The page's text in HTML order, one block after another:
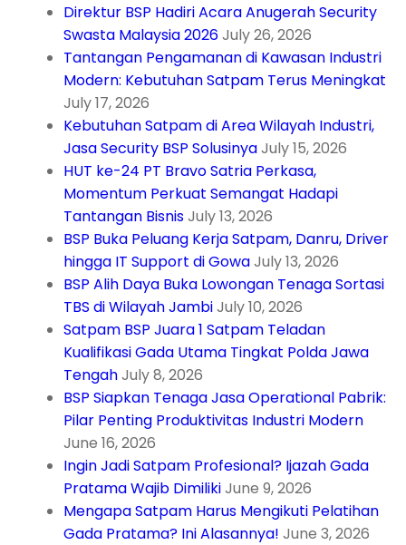
Direktur BSP Hadiri Acara Anugerah Security
Swasta Malaysia 2026July 26, 2026
Tantangan Pengamanan di Kawasan Industri
Modern: Kebutuhan Satpam Terus Meningkat
July 17, 2026
Kebutuhan Satpam di Area Wilayah Industri,
Jasa Security BSP SolusinyaJuly 15, 2026
HUT ke-24 PT Bravo Satria Perkasa,
Momentum Perkuat Semangat Hadapi
Tantangan BisnisJuly 13, 2026
BSP Buka Peluang Kerja Satpam, Danru, Driver
hingga IT Support di GowaJuly 13, 2026
BSP Alih Daya Buka Lowongan Tenaga Sortasi
TBS di Wilayah JambiJuly 10, 2026
Satpam BSP Juara 1 Satpam Teladan
Kualifikasi Gada Utama Tingkat Polda Jawa
TengahJuly 8, 2026
BSP Siapkan Tenaga Jasa Operational Pabrik:
Pilar Penting Produktivitas Industri Modern
June 16, 2026
Ingin Jadi Satpam Profesional? Ijazah Gada
Pratama Wajib DimilikiJune 9, 2026
Mengapa Satpam Harus Mengikuti Pelatihan
Gada Pratama? Ini Alasannya! June 3, 2026